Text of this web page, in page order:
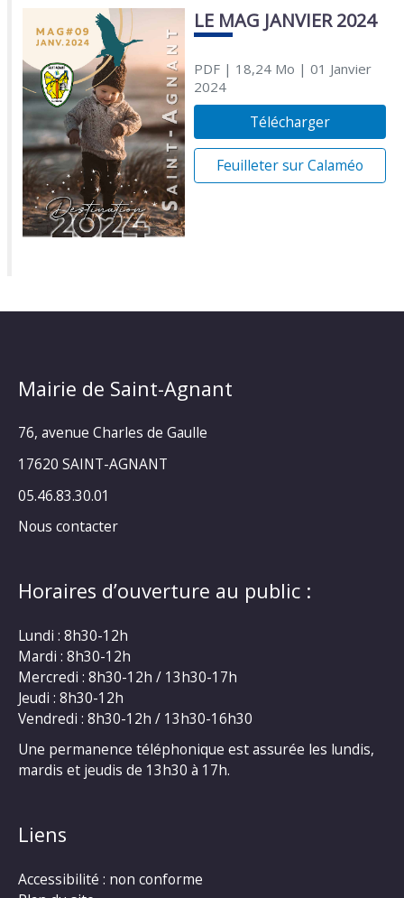
LE MAG JANVIER 2024
PDF| 18,24 Mo | 01 Janvier
2024
Télécharger
Feuilleter sur Calaméo
Mairie de Saint-Agnant
76, avenue Charles de Gaulle
17620 SAINT-AGNANT
05.46.83.30.01
Nous contacter
Horaires d’ouverture au public :
Lundi : 8h30-12h
Mardi : 8h30-12h
Mercredi : 8h30-12h / 13h30-17h
Jeudi : 8h30-12h
Vendredi : 8h30-12h / 13h30-16h30
Une permanence téléphonique est assurée les lundis,
mardis et jeudis de 13h30 à 17h.
Liens
Accessibilité : non conforme